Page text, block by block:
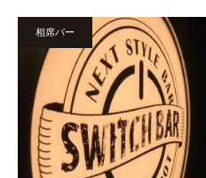
相席バー